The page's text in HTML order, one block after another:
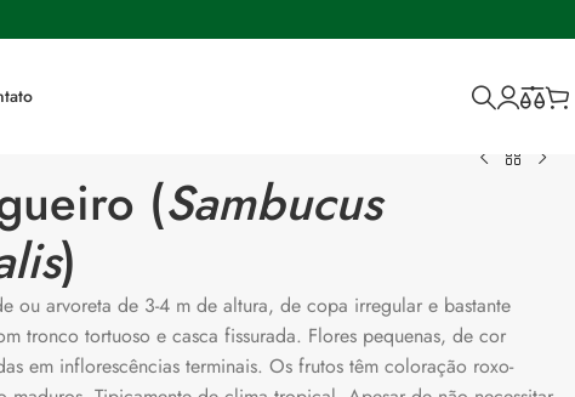
(Sambucus
)
ou arvoreta de 3-4 m de altura, de copa irregular e bastante
tronco tortuoso e casca fissurada. Flores pequenas, de cor
em inflorescências terminais. Os frutos têm coloração roxo-